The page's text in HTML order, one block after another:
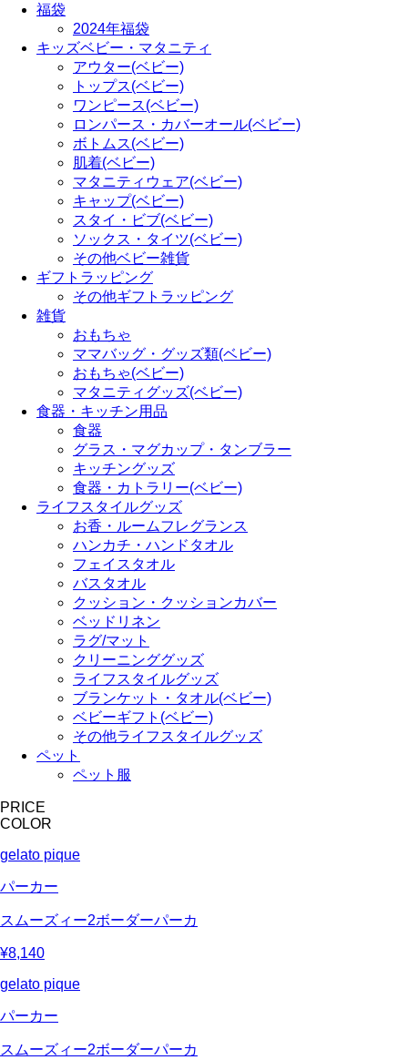
福袋
2024年福袋
キッズベビー・マタニティ
アウター(ベビー)
トップス(ベビー)
ワンピース(ベビー)
ロンパース・カバーオール(ベビー)
ボトムス(ベビー)
肌着(ベビー)
マタニティウェア(ベビー)
キャップ(ベビー)
スタイ・ビブ(ベビー)
ソックス・タイツ(ベビー)
その他ベビー雑貨
ギフトラッピング
その他ギフトラッピング
雑貨
おもちゃ
ママバッグ・グッズ類(ベビー)
おもちゃ(ベビー)
マタニティグッズ(ベビー)
食器・キッチン用品
食器
グラス・マグカップ・タンブラー
キッチングッズ
食器・カトラリー(ベビー)
ライフスタイルグッズ
お香・ルームフレグランス
ハンカチ・ハンドタオル
フェイスタオル
バスタオル
クッション・クッションカバー
ベッドリネン
ラグ/マット
クリーニンググッズ
ライフスタイルグッズ
ブランケット・タオル(ベビー)
ベビーギフト(ベビー)
その他ライフスタイルグッズ
ペット
ペット服
PRICE
COLOR
gelato pique
パーカー
スムーズィー2ボーダーパーカ
¥8,140
gelato pique
パーカー
スムーズィー2ボーダーパーカ